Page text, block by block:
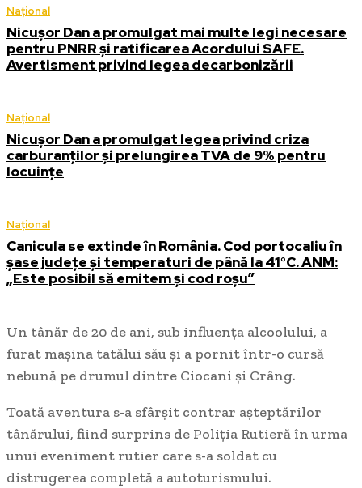
Național
Nicușor Dan a promulgat mai multe legi necesare
pentru PNRR și ratificarea Acordului SAFE.
Avertisment privind legea decarbonizării
Național
Nicușor Dan a promulgat legea privind criza
carburanților și prelungirea TVA de 9% pentru
locuințe
Național
Canicula se extinde în România. Cod portocaliu în
șase județe și temperaturi de până la 41°C. ANM:
„Este posibil să emitem și cod roșu”
Un tânăr de 20 de ani, sub influența alcoolului, a
furat mașina tatălui său și a pornit într-o cursă
nebună pe drumul dintre Ciocani și Crâng.
Toată aventura s-a sfârșit contrar așteptărilor
tânărului, fiind surprins de Poliția Rutieră în urma
unui eveniment rutier care s-a soldat cu
distrugerea completă a autoturismului.